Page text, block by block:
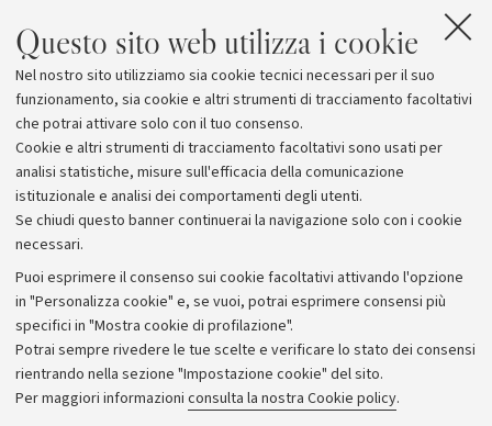
Questo sito web utilizza i cookie
Nel nostro sito utilizziamo sia cookie tecnici necessari per il suo
funzionamento, sia cookie e altri strumenti di tracciamento facoltativi
che potrai attivare solo con il tuo consenso.
Cookie e altri strumenti di tracciamento facoltativi sono usati per
analisi statistiche, misure sull'efficacia della comunicazione
istituzionale e analisi dei comportamenti degli utenti.
Se chiudi questo banner continuerai la navigazione solo con i cookie
necessari.
Puoi esprimere il consenso sui cookie facoltativi attivando l'opzione
in "Personalizza cookie" e, se vuoi, potrai esprimere consensi più
specifici in "Mostra cookie di profilazione".
Potrai sempre rivedere le tue scelte e verificare lo stato dei consensi
rientrando nella sezione "Impostazione cookie" del sito.
Per maggiori informazioni consulta la nostra Cookie policy.
Archivio
Comunicati stampa
Redazione
Rassegna stampa